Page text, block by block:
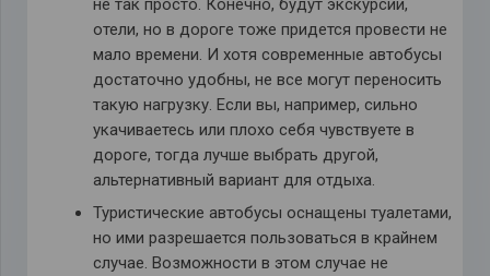
не так просто. Конечно, будут экскурсии,
отели, но в дороге тоже придется провести не
мало времени. И хотя современные автобусы
достаточно удобны, не все могут переносить
такую нагрузку. Если вы, например, сильно
укачиваетесь или плохо себя чувствуете в
дороге, тогда лучше выбрать другой,
альтернативный вариант для отдыха.
Туристические автобусы оснащены туалетами,
но ими разрешается пользоваться в крайнем
случае. Возможности в этом случае не